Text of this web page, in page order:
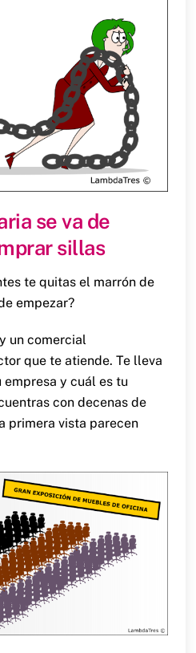
se va de
sillas
te quitas el marrón de
empezar?
un comercial
que te atiende. Te lleva
y cuál es tu
con decenas de
primera vista parecen